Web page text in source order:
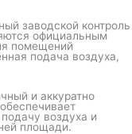
заводской контроль
официальным
помещений
подача воздуха,
и аккуратно
воздуха и
площади.